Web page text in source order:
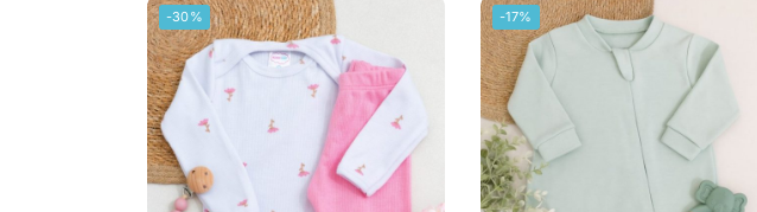
-30% -17%